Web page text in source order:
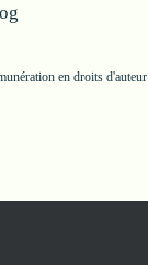
en droits d'auteur